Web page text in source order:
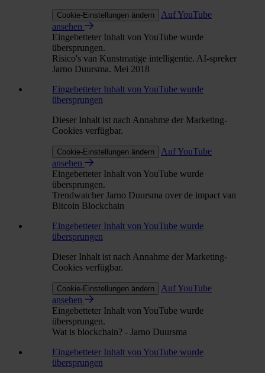
Cookie-Einstellungen ändern
Auf YouTube
ansehen
Eingebetteter Inhalt von YouTube wurde
übersprungen.
Risico's van Kunstmatige intelligentie. AI-spreker
Jarno Duursma. Mei 2018
Eingebetteter Inhalt von YouTube wurde
übersprungen
Dieser Inhalt ist nach Annahme der Marketing-
Cookies verfügbar.
Cookie-Einstellungen ändern
Auf YouTube
ansehen
Eingebetteter Inhalt von YouTube wurde
übersprungen.
Trendwatcher Jarno Duursma over de impact van
Bitcoin Blockchain
Eingebetteter Inhalt von YouTube wurde
übersprungen
Dieser Inhalt ist nach Annahme der Marketing-
Cookies verfügbar.
Cookie-Einstellungen ändern
Auf YouTube
ansehen
Eingebetteter Inhalt von YouTube wurde
übersprungen.
Wat is blockchain? - Jarno Duursma
Eingebetteter Inhalt von YouTube wurde
übersprungen